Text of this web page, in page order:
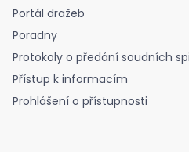
Portál dražeb
Poradny
Protokoly o předání soudních
Přístup k informacím
Prohlášení o přístupnosti